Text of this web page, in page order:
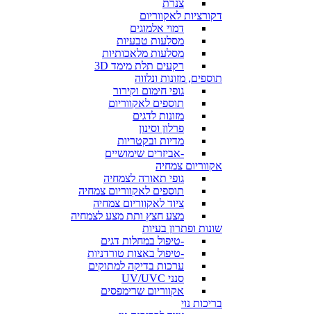
צנרת
דקורציות לאקווריום
דמוי אלמוגים
מסלעות טבעיות
מסלעות מלאכותיות
רקעים תלת מימד 3D
תוספים, מזונות ונלווה
גופי חימום וקירור
תוספים לאקווריום
מזונות לדגים
פרלון וסינון
מדיות ובקטריות
-אביזרים שימושיים
אקווריום צמחיה
גופי תאורה לצמחיה
תוספים לאקווריום צמחיה
ציוד לאקווריום צמחיה
מצע חצץ ותת מצע לצמחיה
שונות ופתרון בעיות
-טיפול במחלות דגים
-טיפול באצות טורדניות
ערכות בדיקה למתוקים
סנני UV/UVC
אקווריום שרימפסים
בריכות נוי